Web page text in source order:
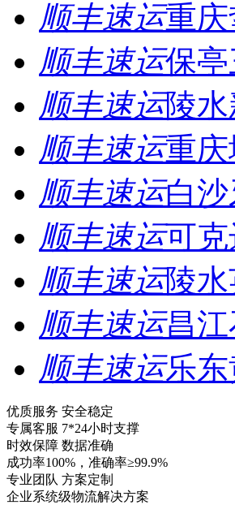
顺丰速运重
顺丰速运保
顺丰速运陵
顺丰速运重
顺丰速运白
顺丰速运可
顺丰速运陵
顺丰速运昌
顺丰速运乐
优质服务 安全稳定
专属客服 7*24小时支撑
时效保障 数据准确
成功率100%，准确率≥99.9%
专业团队 方案定制
企业系统级物流解决方案